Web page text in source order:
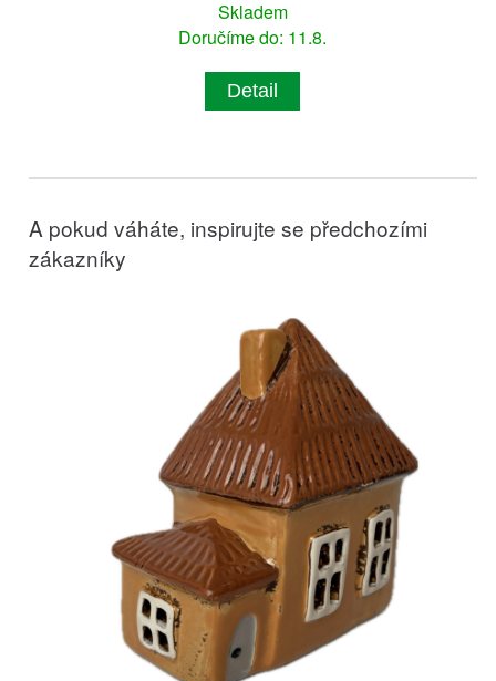
Skladem
Doručíme do: 11.8.
Detail
A pokud váháte, inspirujte se předchozími
zákazníky